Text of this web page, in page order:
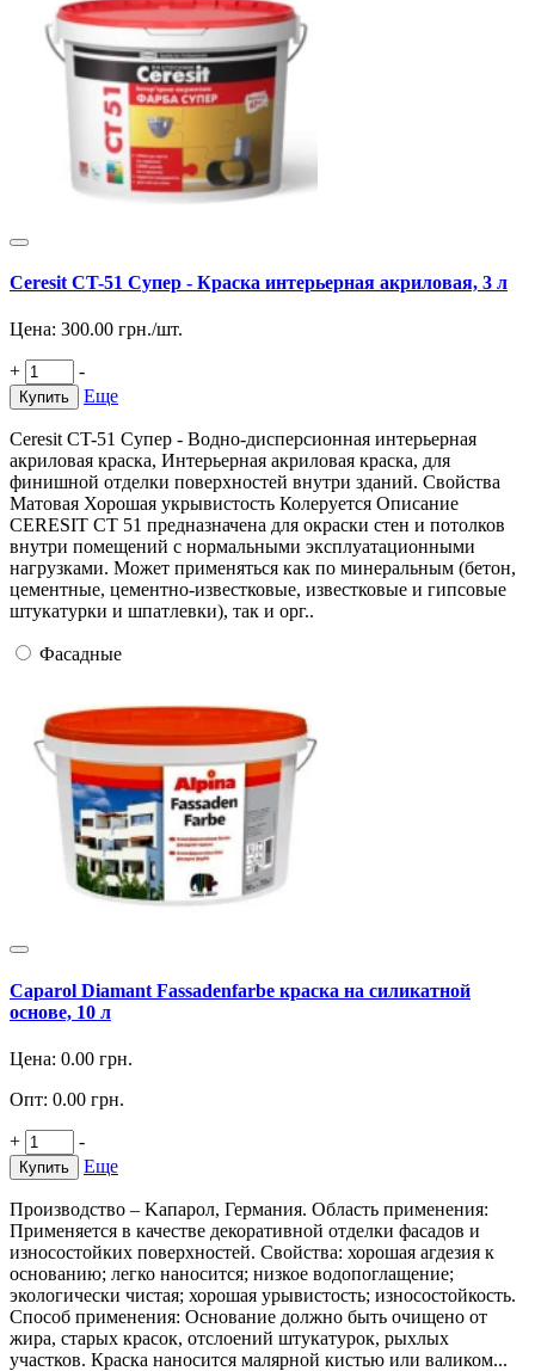
Ceresit CT-51 Супер - Краска интерьерная акриловая, 3 л
Цена: 300.00 грн./шт.
+ -
Купить Еще
Ceresit CT-51 Супер - Водно-дисперсионная интерьерная
акриловая краска, Интерьерная акриловая краска, для
финишной отделки поверхностей внутри зданий. Свойства
Матовая Хорошая укрывистость Колеруется Описание
CERESIT CT 51 предназначена для окраски стен и потолков
внутри помещений с нормальными эксплуатационными
нагрузками. Может применяться как по минеральным (бетон,
цементные, цементно-известковые, известковые и гипсовые
штукатурки и шпатлевки), так и орг..
Фасадные
Caparol Diamant Fassadenfarbe краска на силикатной
основе, 10 л
Цена: 0.00 грн.
Опт: 0.00 грн.
+ -
Купить Еще
Производство – Kапарол, Германия. Область применения:
Применяется в качестве декоративной отделки фасадов и
износостойких поверхностей. Свойства: хорошая агдезия к
основанию; легко наносится; низкое водопоглащение;
экологически чистая; хорошая урывистость; износостойкость.
Способ применения: Основание должно быть очищено от
жира, старых красок, отслоений штукатурок, рыхлых
участков. Краска наносится малярной кистью или валиком...